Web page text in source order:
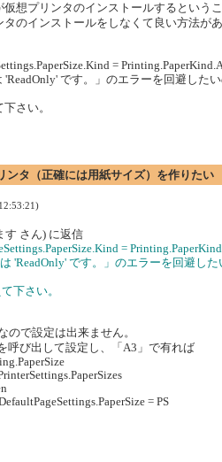
想プリンタのインストールするという
のインストールをしなくて良い方法が
=
です。」のエラーを回避したい
さい。
ンタ（正確には用紙サイズ）を作りたい
す さん) に返信
=
'ReadOnly' です。」のエラーを回避した
下さい。
ので設定は出来ません。
呼び出して設定し、「A3」で有れば
= PS